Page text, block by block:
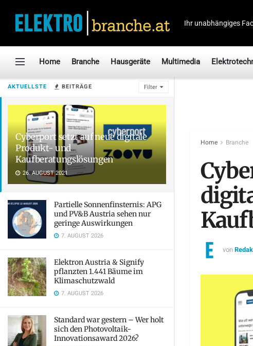
AKTUELLSTE BEITRÄGE Filter
Cyberport setzt auf neue digitale
Produkt- und
Kaufberatungslösungen
26. AUGUST 2021
Partielle Sonnenfinsternis: APG
und PV&B Austria sehen nur
geringe Auswirkungen
7. AUGUST 2026
Elektron Austria & Signify
pflanzten 1.441 Bäume im
Klimaschutzwald
7. AUGUST 2026
Standard war gestern – Wer holt
sich den Photovoltaik-
Innovationsaward 2026?
Ihr unabhängiges
Home Branche Hausgeräte Multimedia
Home Branche
von